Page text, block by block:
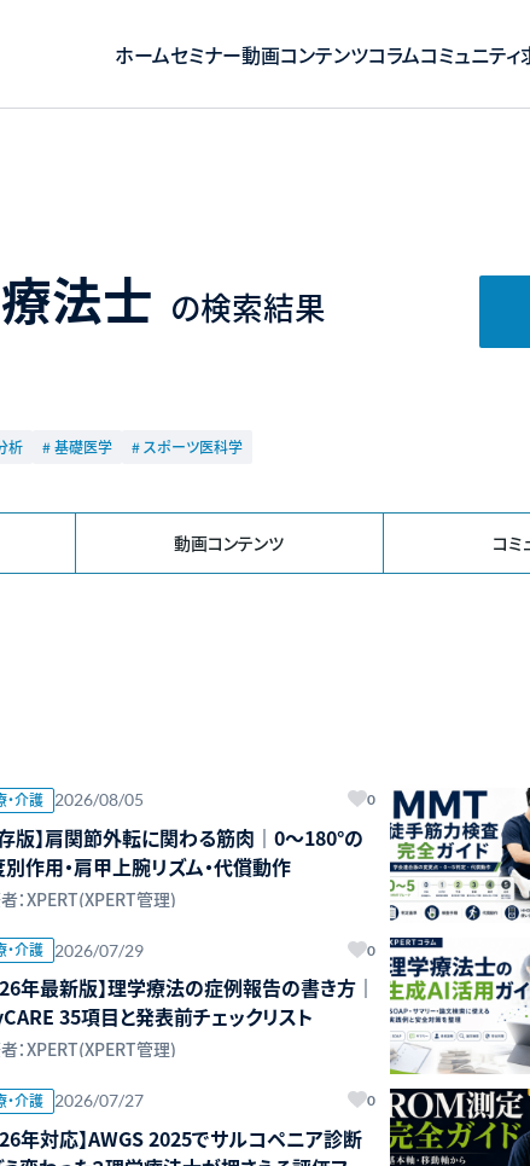
ホームセミナー動画コンテンツコラムコミュニティ
法士 の検索結果
析 # 基礎医学 # スポーツ医科学
動画コンテンツ コミ
・介護 2026/08/05 0
存版】肩関節外転に関わる筋肉｜0〜180°の
作用・肩甲上腕リズム・代償動作
：XPERT(XPERT管理)
・介護 2026/07/29 0
年最新版】理学療法の症例報告の書き方｜
35項目と発表前チェックリスト
：XPERT(XPERT管理)
・介護 2026/07/27 0
年対応】AWGS 2025でサルコペニア診断